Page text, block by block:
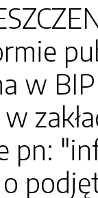
w
pn: